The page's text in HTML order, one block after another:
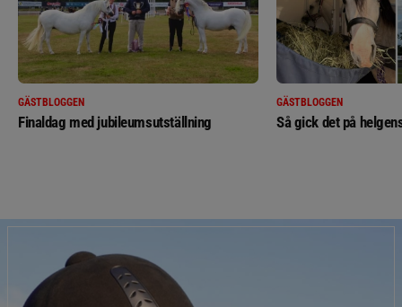
GÄSTBLOGGEN
Finaldag med jubileumsutställning
GÄSTBLOGGEN
Så gick det på